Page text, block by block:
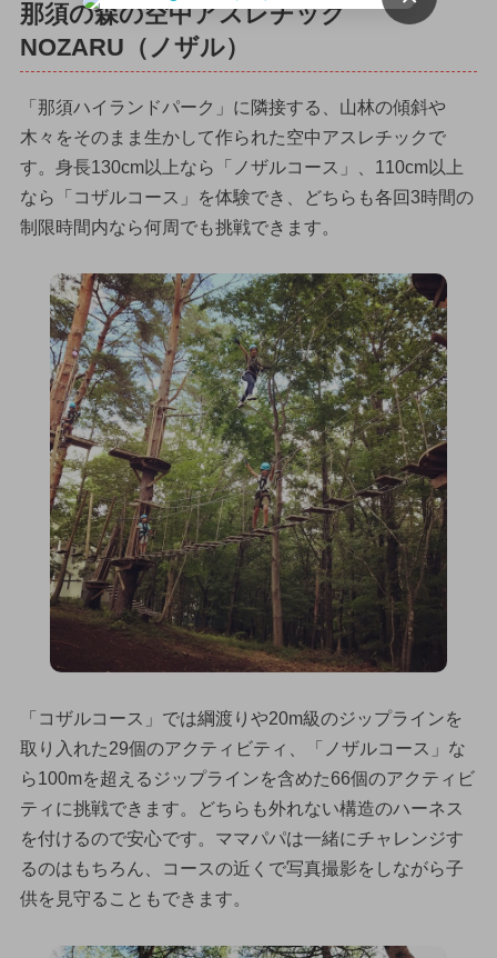
那須の森の空中アスレチック
NOZARU（ノザル）
「那須ハイランドパーク」に隣接する、山林の傾斜や
木々をそのまま生かして作られた空中アスレチックで
す。身長130cm以上なら「ノザルコース」、110cm以上
なら「コザルコース」を体験でき、どちらも各回3時間の
制限時間内なら何周でも挑戦できます。
「コザルコース」では綱渡りや20m級のジップラインを
取り入れた29個のアクティビティ、「ノザルコース」な
ら100mを超えるジップラインを含めた66個のアクティビ
ティに挑戦できます。どちらも外れない構造のハーネス
を付けるので安心です。ママパパは一緒にチャレンジす
るのはもちろん、コースの近くで写真撮影をしながら子
供を見守ることもできます。